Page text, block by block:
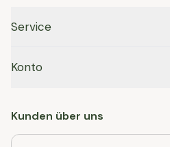
Service
Konto
Kunden über uns